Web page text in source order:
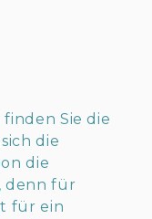
Sie die
die
die
denn für
für ein